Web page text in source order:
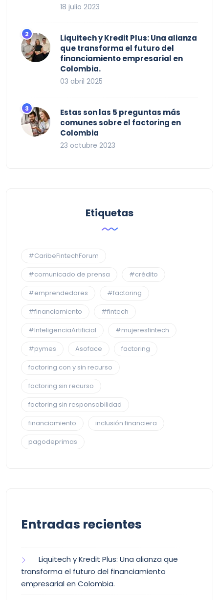
18 julio 2023
Liquitech y Kredit Plus: Una alianza
que transforma el futuro del
financiamiento empresarial en
Colombia.
03 abril 2025
Estas son las 5 preguntas más
comunes sobre el factoring en
Colombia
23 octubre 2023
Etiquetas
#CaribeFintechForum
#comunicado de prensa
#crédito
#emprendedores
#factoring
#financiamiento
#fintech
#InteligenciaArtificial
#mujeresfintech
#pymes
Asoface
factoring
factoring con y sin recurso
factoring sin recurso
factoring sin responsabilidad
financiamiento
inclusión financiera
pagodeprimas
Entradas recientes
Liquitech y Kredit Plus: Una alianza que
transforma el futuro del financiamiento
empresarial en Colombia.